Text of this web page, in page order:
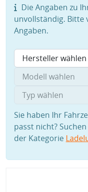
Die Angaben zu
unvollständig. Bitte
Angaben.
Sie haben Ihr
passt nicht?
der Kategorie